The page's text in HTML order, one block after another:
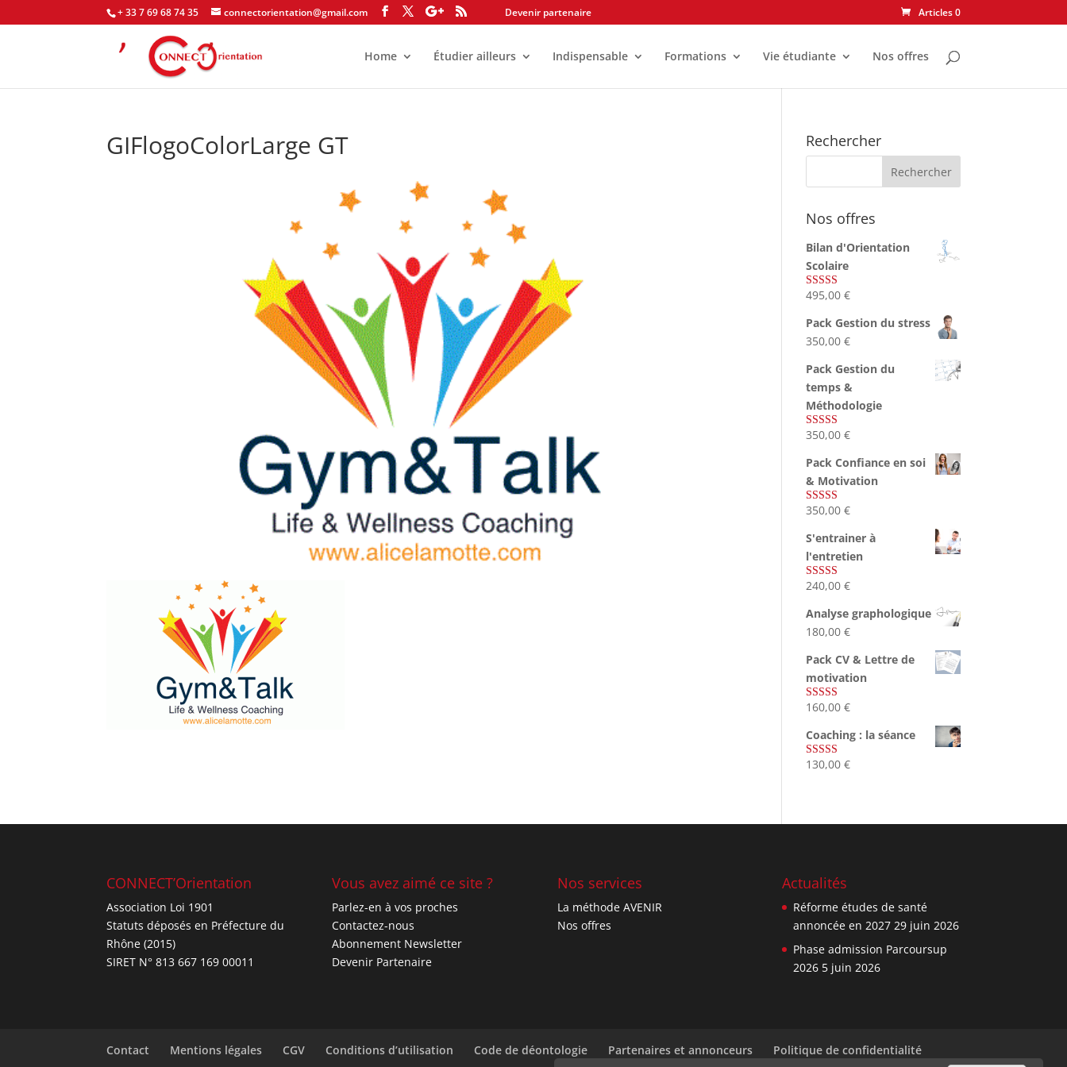
+ 33 7 69 68 74 35 connectorientation@gmail.com Devenir partenaire Articles 0
Home Étudier ailleurs Indispensable Formations Vie étudiante Nos offres
GIFlogoColorLarge GT Rechercher
Nos offres
Bilan d'Orientation
Scolaire
Note4.75
495,00€
Pack Gestion du stress
350,00€
Pack Gestion du
temps &
Méthodologie
Note5.00
350,00€
Pack Confiance en soi
& Motivation
Note5.00
350,00€
S'entrainer à
l'entretien
Note4.83
240,00€
Analyse graphologique
180,00€
Pack CV & Lettre de
motivation
Note5.00
160,00€
Coaching : la séance
Note4.67
130,00€
CONNECT’Orientation
Association Loi 1901
Statuts déposés en Préfecture du
Rhône (2015)
SIRET N° 813 667 169 00011
Vous avez aimé ce site ?
Parlez-en à vos proches
Contactez-nous
Abonnement Newsletter
Devenir Partenaire
Nos services
La méthode AVENIR
Nos offres
Actualités
Réforme études de santé
annoncée en 2027 29 juin 2026
Phase admission Parcoursup
2026 5 juin 2026
Contact Mentions légales CGV Conditions d’utilisation Code de déontologie Partenaires et annonceurs Politique de confidentialité